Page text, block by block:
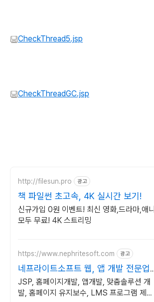
CheckThread5.jsp
CheckThreadGC.jsp
http://filesun.pro 광고
책 파일썬 초고속, 4K 실시간 보기!
신규가입 0원 이벤트! 최신 영화,드라마,애니
모두 무료! 4K 스트리밍
https://www.nephritesoft.com 광고
네프라이트소프트 웹, 앱 개발 전문업
체
JSP, 홈페이지개발, 앱개발, 맞춤솔루션 개
발, 홈페이지 유지보수, LMS 프로그램 제작